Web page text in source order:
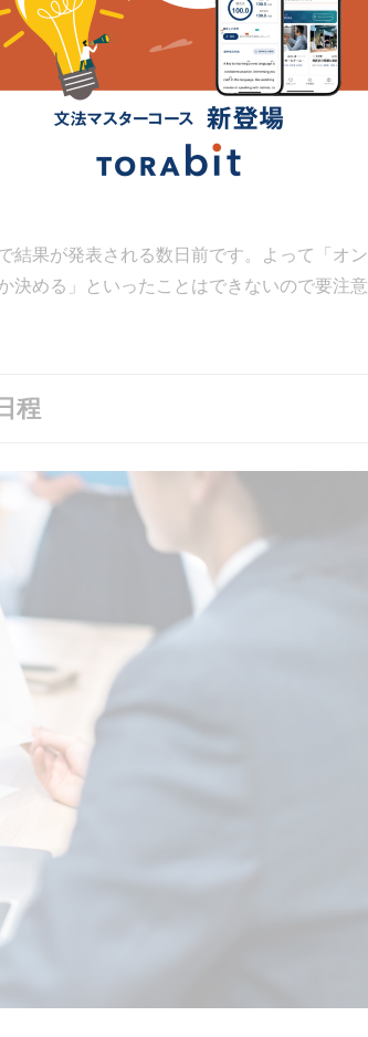
きます。自宅に郵送されるスコアシートを確
を早く知ることが可能です。
後の正午にTOEIC公式サイトにアクセスをし
結果が発表される数日前です。よって「オン
決める」といったことはできないので要注意
程